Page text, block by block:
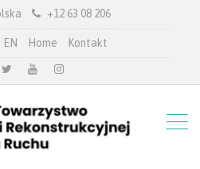
+12 63 08 206
EN Home Kontakt
twitter.com
youtubeinstagram